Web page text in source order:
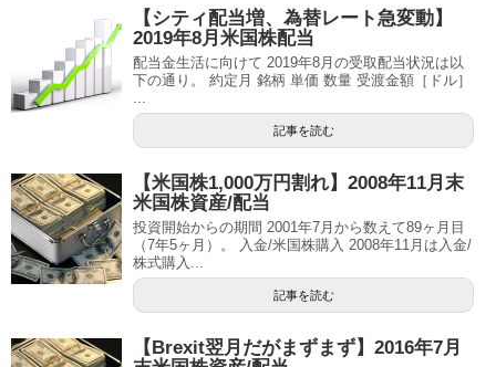
【シティ配当増、為替レート急変動】
2019年8月米国株配当
配当金生活に向けて 2019年8月の受取配当状況は以
下の通り。 約定月 銘柄 単価 数量 受渡金額［ドル］
...
記事を読む
【米国株1,000万円割れ】2008年11月末
米国株資産/配当
投資開始からの期間 2001年7月から数えて89ヶ月目
（7年5ヶ月）。 入金/米国株購入 2008年11月は入金/
株式購入...
記事を読む
【Brexit翌月だがまずまず】2016年7月